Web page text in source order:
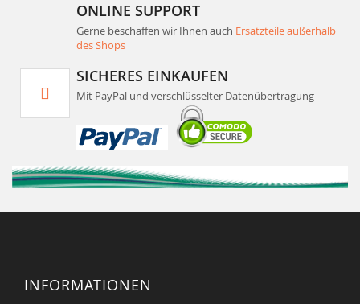
ONLINE SUPPORT
Gerne beschaffen wir Ihnen auch Ersatzteile außerhalb
des Shops
SICHERES EINKAUFEN
Mit PayPal und verschlüsselter Datenübertragung
INFORMATIONEN